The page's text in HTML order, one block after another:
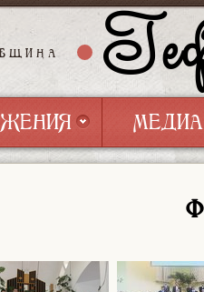
МЕДИА
МЕДИА